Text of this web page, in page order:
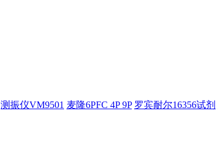
测振仪VM9501 麦隆6PFC 4P 9P 罗宾耐尔16356试剂